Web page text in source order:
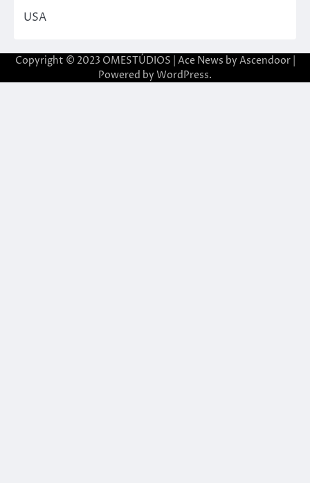
USA
Copyright © 2023 OMESTÚDIOS | Ace News by Ascendoor|
Powered by WordPress.